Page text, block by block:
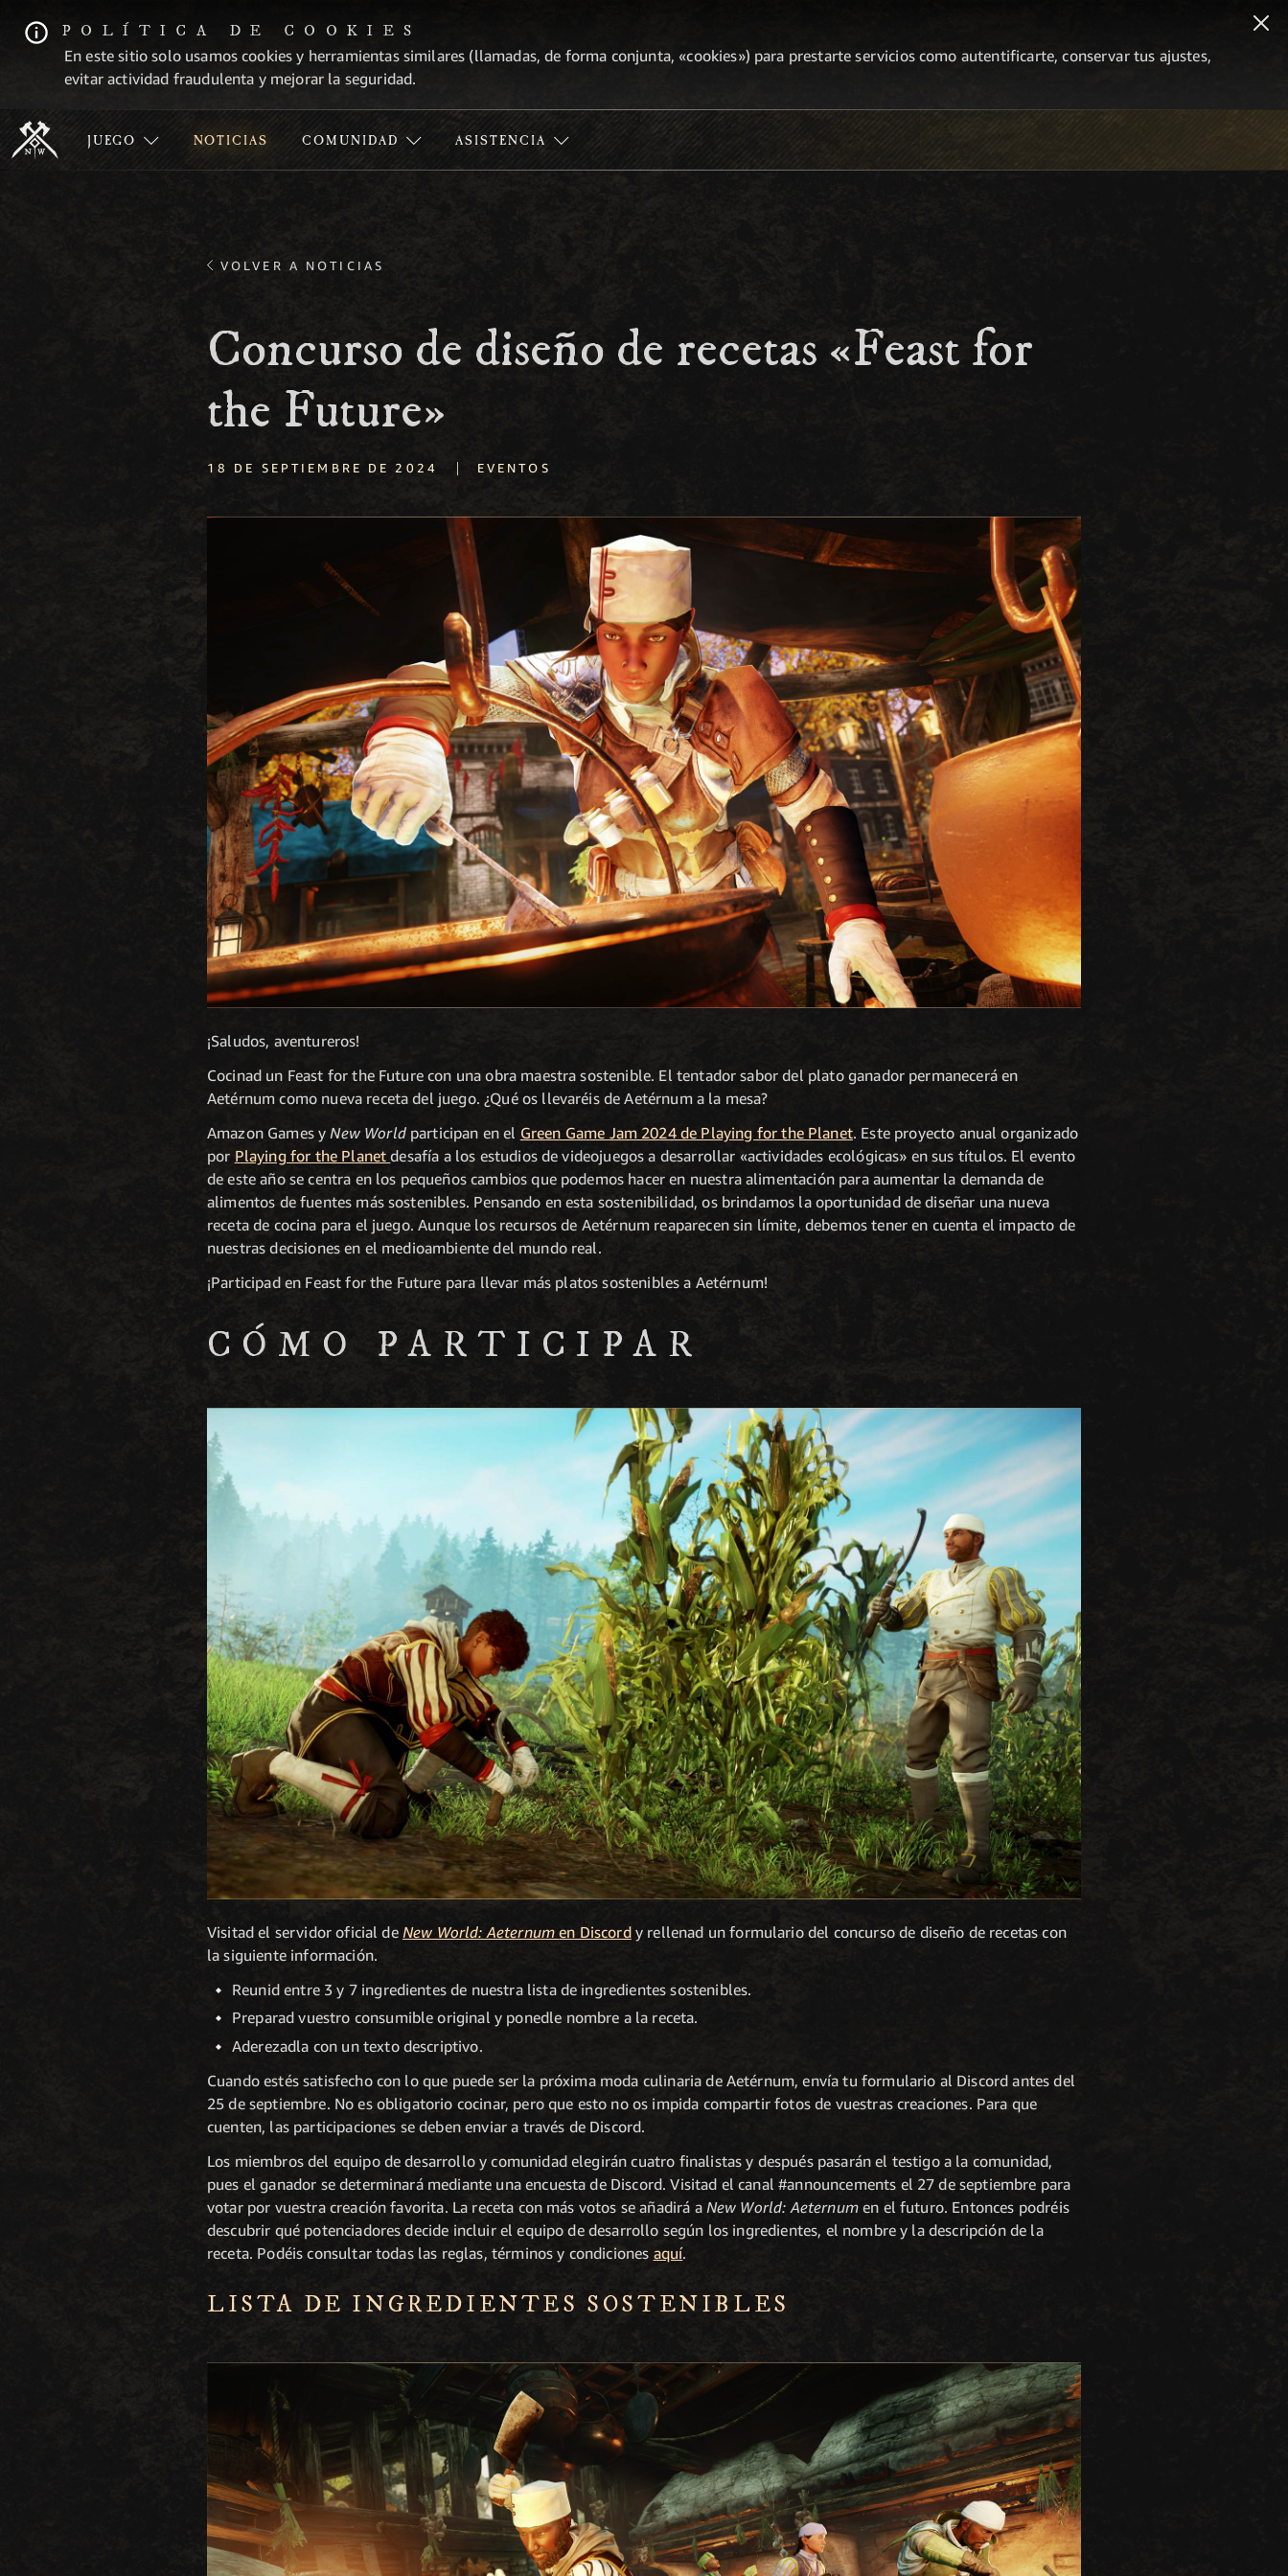
POLÍTICA DE COOKIES
En este sitio solo usamos cookies y herramientas similares (llamadas, de forma conjunta, «cookies») para prestarte servicios como autentificarte, conservar tus ajustes,
evitar actividad fraudulenta y mejorar la seguridad.
JUEGO NOTICIAS COMUNIDAD ASISTENCIA
VOLVER A NOTICIAS
Concurso de diseño de recetas «Feast for
the Future»
18 DE SEPTIEMBRE DE 2024 | EVENTOS
¡Saludos, aventureros!
Cocinad un Feast for the Future con una obra maestra sostenible. El tentador sabor del plato ganador permanecerá en
Aetérnum como nueva receta del juego. ¿Qué os llevaréis de Aetérnum a la mesa?
Amazon Games yNew Worldparticipan en el Green Game Jam 2024 de Playing for the Planet. Este proyecto anual organizado
por Playing for the Planetdesafía a los estudios de videojuegos a desarrollar «actividades ecológicas» en sus títulos. El evento
de este año se centra en los pequeños cambios que podemos hacer en nuestra alimentación para aumentar la demanda de
alimentos de fuentes más sostenibles. Pensando en esta sostenibilidad, os brindamos la oportunidad de diseñar una nueva
receta de cocina para el juego. Aunque los recursos de Aetérnum reaparecen sin límite, debemos tener en cuenta el impacto de
nuestras decisiones en el medioambiente del mundo real.
¡Participad en Feast for the Future para llevar más platos sostenibles a Aetérnum!
CÓMO PARTICIPAR
Visitad el servidor oficial de New World: Aeternumen Discordy rellenad un formulario del concurso de diseño de recetas con
la siguiente información.
Reunid entre 3 y 7 ingredientes de nuestra lista de ingredientes sostenibles.
Preparad vuestro consumible original y ponedle nombre a la receta.
Aderezadla con un texto descriptivo.
Cuando estés satisfecho con lo que puede ser la próxima moda culinaria de Aetérnum, envía tu formulario al Discord antes del
25 de septiembre. No es obligatorio cocinar, pero que esto no os impida compartir fotos de vuestras creaciones. Para que
cuenten, las participaciones se deben enviar a través de Discord.
Los miembros del equipo de desarrollo y comunidad elegirán cuatro finalistas y después pasarán el testigo a la comunidad,
pues el ganador se determinará mediante una encuesta de Discord. Visitad el canal #announcements el 27 de septiembre para
votar por vuestra creación favorita. La receta con más votos se añadirá a New World: Aeternumen el futuro. Entonces podréis
descubrir qué potenciadores decide incluir el equipo de desarrollo según los ingredientes, el nombre y la descripción de la
receta. Podéis consultar todas las reglas, términos y condiciones aquí.
LISTA DE INGREDIENTES SOSTENIBLES